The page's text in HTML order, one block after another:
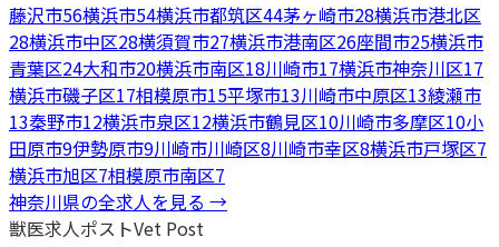
藤沢市56横浜市54横浜市都筑区44茅ヶ崎市28横浜市港北区
28横浜市中区28横須賀市27横浜市港南区26座間市25横浜市
青葉区24大和市20横浜市南区18川崎市17横浜市神奈川区17
横浜市磯子区17相模原市15平塚市13川崎市中原区13綾瀬市
13秦野市12横浜市泉区12横浜市鶴見区10川崎市多摩区10小
田原市9伊勢原市9川崎市川崎区8川崎市幸区8横浜市戸塚区7
横浜市旭区7相模原市南区7
神奈川県の全求人を見る →
獣医求人ポストVet Post